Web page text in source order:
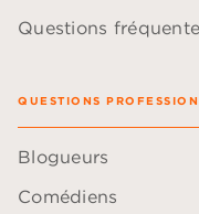
Questions
QUESTIONS
Blogueurs
Comédiens